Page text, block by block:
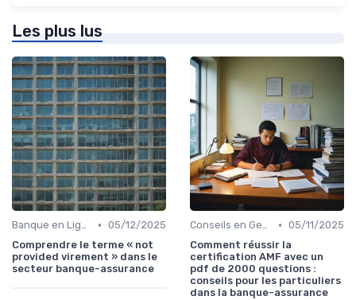
Les plus lus
Banque en Ligne et Mobile • 05/12/2025
Comprendre le terme « not
provided virement » dans le
secteur banque-assurance
Conseils en Gestion de Patrimoine • 05/11/2025
Comment réussir la
certification AMF avec un
pdf de 2000 questions :
conseils pour les particuliers
dans la banque-assurance